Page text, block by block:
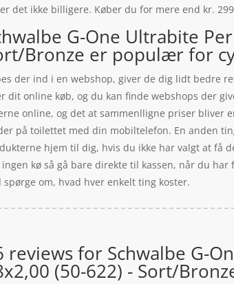
det ikke billigere. Køber du for mere end kr.
G-One Ultrabite
Bronze er populær for
der ind i en webshop, giver de dig lidt bedre
dit online køb, og du kan finde webshops der
online, og det at sammenlligne priser
på toilettet med din mobiltelefon. En anden
hjem til dig, hvis du ikke har valgt at få
kø så gå bare direkte til kassen, når du
spørge om, hvad hver enkelt ting koster.
reviews for Schwalbe G-
(50-622) - Sort/